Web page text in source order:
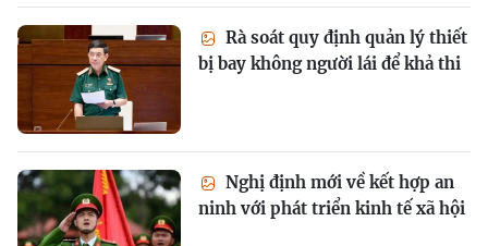
Rà soát quy định quản lý thiết
bị bay không người lái để khả thi
Nghị định mới về kết hợp an
ninh với phát triển kinh tế xã hội